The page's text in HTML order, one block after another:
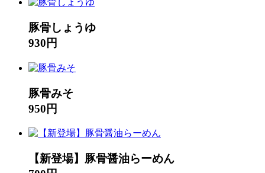
豚骨しょうゆ
930円
豚骨みそ
950円
【新登場】豚骨醤油らーめん